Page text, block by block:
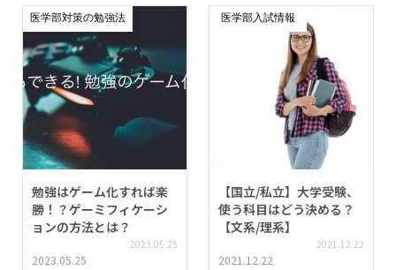
医学部対策の勉強法
勉強はゲーム化すれば楽
勝！？ゲーミフィケーシ
ョンの方法とは？
2023.05.25
2023.05.25
医学部入試情報
【国立/私立】大学受験、
使う科目はどう決める？
【文系/理系】
2021.12.22
2021.12.22